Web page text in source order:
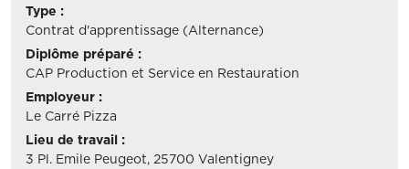
Type :
Contrat d'apprentissage (Alternance)
Diplôme préparé :
CAP Production et Service en Restauration
Employeur :
Le Carré Pizza
Lieu de travail :
3 Pl. Emile Peugeot, 25700 Valentigney